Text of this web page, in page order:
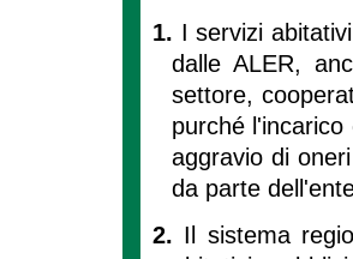
1. I servizi
dalle ALER,
settore,
purché
aggravio di
da parte
2. Il sistema